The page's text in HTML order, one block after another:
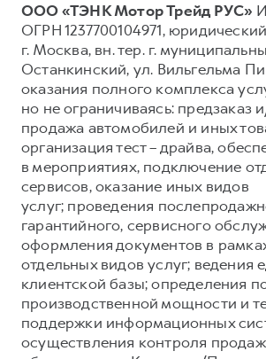
ООО «ТЭНК Мотор Трейд РУС»
ОГРН 1237700104971,
г. Москва, вн. тер. г.
Останкинский, ул. Вильгельма
оказания полного комплекса
но не ограничиваясь: предзаказ
продажа автомобилей и иных
организация тест – драйва,
в мероприятиях, подключение
сервисов, оказание иных видов
услуг; проведения
гарантийного, сервисного
оформления документов в
отдельных видов услуг; ведения
клиентской базы; определения
производственной мощности и
поддержки информационных
осуществления контроля